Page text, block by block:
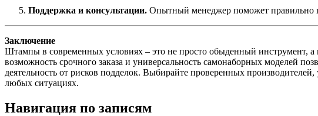
Поддержка и консультации. Опытный менеджер поможет правильно
Заключение
Штампы в современных условиях – это не просто обыденный инструмент, а
возможность срочного заказа и универсальность самонаборных моделей
деятельность от рисков подделок. Выбирайте проверенных
любых ситуациях.
Навигация по записям